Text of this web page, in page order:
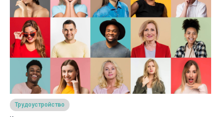
Трудоустройство